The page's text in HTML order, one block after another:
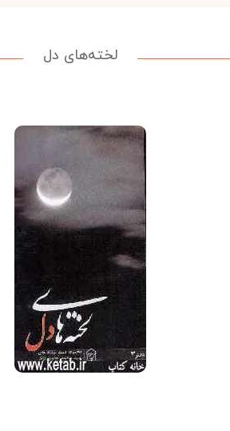
لخته‌های دل